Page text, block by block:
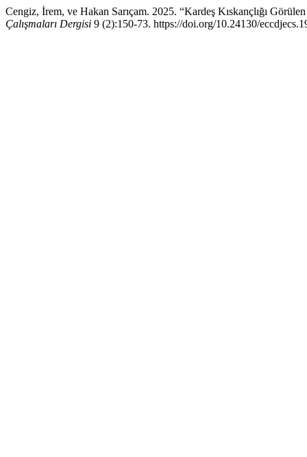
Cengiz, İrem, ve Hakan Sarıçam. 2025. “Kardeş Kıskançlığı
Çalışmaları Dergisi 9 (2):150-73. https://doi.org/10.24130/